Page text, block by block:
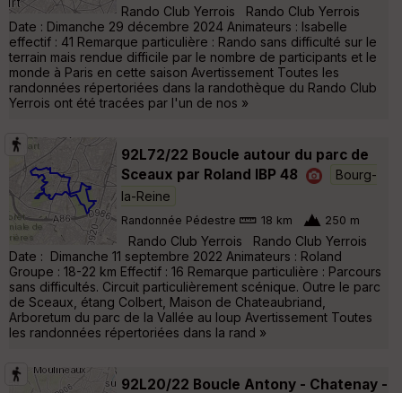
Rando Club Yerrois Rando Club Yerrois
Date : Dimanche 29 décembre 2024 Animateurs : Isabelle
effectif : 41 Remarque particulière : Rando sans difficulté sur le
terrain mais rendue difficile par le nombre de participants et le
monde à Paris en cette saison Avertissement Toutes les
randonnées répertoriées dans la randothèque du Rando Club
Yerrois ont été tracées par l'un de nos »
92L72/22 Boucle autour du parc de
Sceaux par Roland IBP 48
Bourg-
la-Reine
Randonnée Pédestre 18 km 250 m
Rando Club Yerrois Rando Club Yerrois
Date : Dimanche 11 septembre 2022 Animateurs : Roland
Groupe : 18-22 km Effectif : 16 Remarque particulière : Parcours
sans difficultés. Circuit particulièrement scénique. Outre le parc
de Sceaux, étang Colbert, Maison de Chateaubriand,
Arboretum du parc de la Vallée au loup Avertissement Toutes
les randonnées répertoriées dans la rand »
92L20/22 Boucle Antony - Chatenay -